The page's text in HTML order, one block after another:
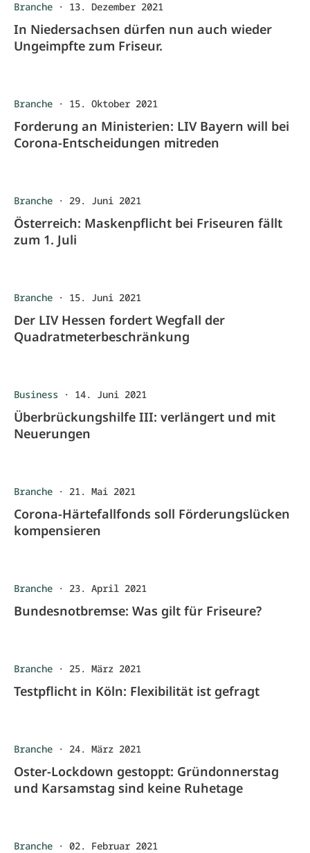
Branche · 13. Dezember 2021
In Niedersachsen dürfen nun auch wieder
Ungeimpfte zum Friseur.
Branche · 15. Oktober 2021
Forderung an Ministerien: LIV Bayern will bei
Corona-Entscheidungen mitreden
Branche · 29. Juni 2021
Österreich: Maskenpflicht bei Friseuren fällt
zum 1. Juli
Branche · 15. Juni 2021
Der LIV Hessen fordert Wegfall der
Quadratmeterbeschränkung
Business · 14. Juni 2021
Überbrückungshilfe III: verlängert und mit
Neuerungen
Branche · 21. Mai 2021
Corona-Härtefallfonds soll Förderungslücken
kompensieren
Branche · 23. April 2021
Bundesnotbremse: Was gilt für Friseure?
Branche · 25. März 2021
Testpflicht in Köln: Flexibilität ist gefragt
Branche · 24. März 2021
Oster-Lockdown gestoppt: Gründonnerstag
und Karsamstag sind keine Ruhetage
Branche · 02. Februar 2021